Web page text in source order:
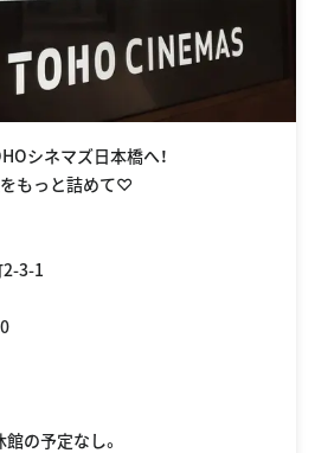
シネマズ日本橋へ！
もっと詰めて♡
3-1
の予定なし。